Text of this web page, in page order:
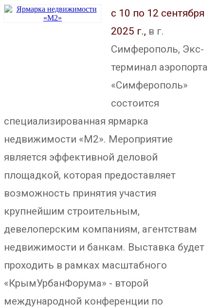
с 10 по 12 сентября
2025 г., в г.
Симферополь, Экс-
терминал аэропорта
«Симферополь»
состоится
специализированная ярмарка
недвижимости «М2». Мероприятие
является эффективной деловой
площадкой, которая предоставляет
возможность принятия участия
крупнейшим строительным,
девелоперским компаниям, агентствам
недвижимости и банкам. Выставка будет
проходить в рамках масштабного
«КрымУрбанФорума» - второй
международной конференции по